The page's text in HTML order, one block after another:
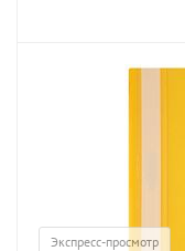
Экспресс-просмотр